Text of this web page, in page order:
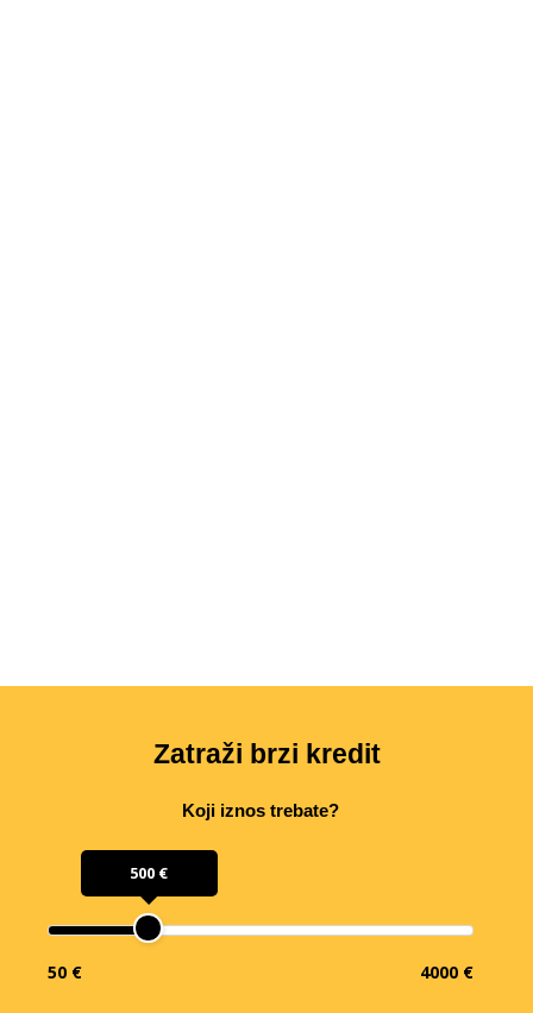
Zatraži brzi kredit
Koji iznos trebate?
500 €
50 € 4000 €